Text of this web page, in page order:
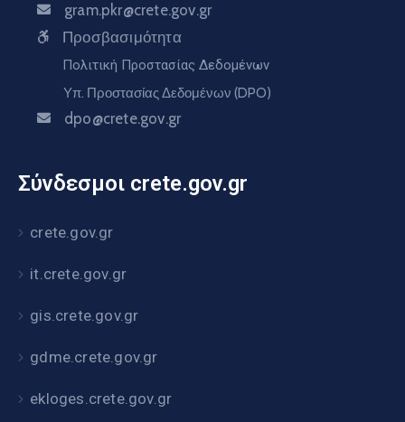
gram.pkr@crete.gov.gr
Προσβασιμότητα
Πολιτική Προστασίας Δεδομένων
Υπ. Προστασίας Δεδομένων (DPO)
dpo@crete.gov.gr
Σύνδεσμοι crete.gov.gr
crete.gov.gr
it.crete.gov.gr
gis.crete.gov.gr
gdme.crete.gov.gr
ekloges.crete.gov.gr